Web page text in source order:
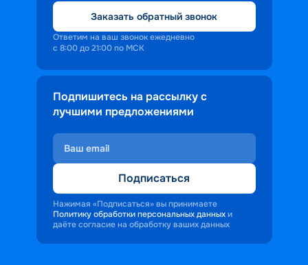
Заказать обратный звонок
Ответим на ваш звонок ежедневно
с 8:00 до 21:00 по МСК
Подпишитесь на рассылку с
лучшими предложениями
Подписаться
Нажимая «Подписаться» вы принимаете
Политику обработки персональных данных и
даёте согласие на обработку ваших данных